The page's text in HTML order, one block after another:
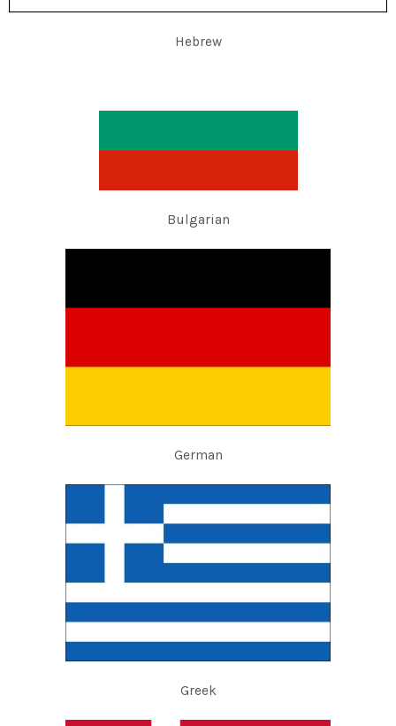
Hebrew
Bulgarian
German
Greek